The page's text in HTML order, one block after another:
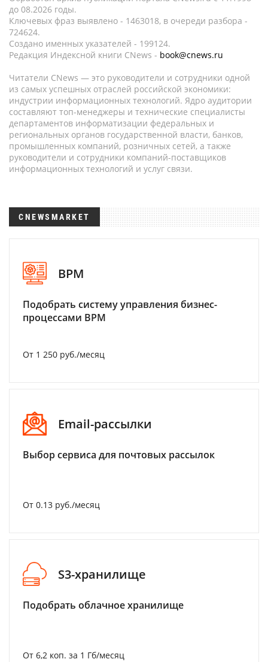
до 08.2026 годы.
Ключевых фраз выявлено - 1463018, в очереди разбора -
724624.
Создано именных указателей - 199124.
Редакция Индексной книги CNews - book@cnews.ru
Читатели CNews — это руководители и сотрудники одной
из самых успешных отраслей российской экономики:
индустрии информационных технологий. Ядро аудитории
составляют топ-менеджеры и технические специалисты
департаментов информатизации федеральных и
региональных органов государственной власти, банков,
промышленных компаний, розничных сетей, а также
руководители и сотрудники компаний-поставщиков
информационных технологий и услуг связи.
CNEWSMARKET
BPM
Подобрать систему управления бизнес-
процессами BPM
От 1 250 руб./месяц
Email-рассылки
Выбор сервиса для почтовых рассылок
От 0.13 руб./месяц
S3-хранилище
Подобрать облачное хранилище
От 6,2 коп. за 1 Гб/месяц